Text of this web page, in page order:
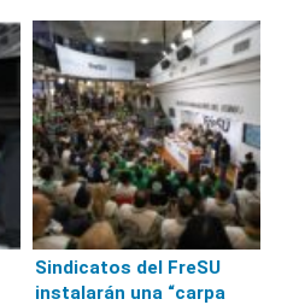
Sindicatos del FreSU
instalarán una “carpa